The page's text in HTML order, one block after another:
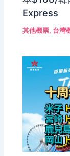
Express
其他機票, 台灣